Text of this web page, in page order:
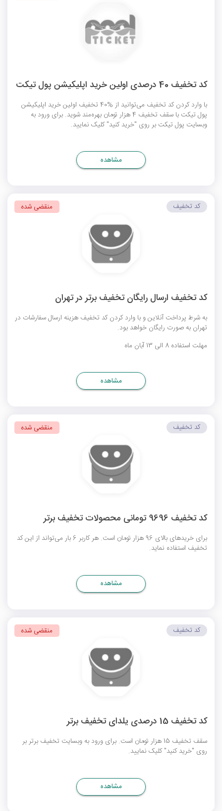
کد تخفیف 40 درصدی اولین خرید اپلیکیشن پول تیکت
با وارد کردن کد تخفیف می‌توانید از %40 تخفیف اولین خرید اپلیکیشن
پول تیکت با سقف تخفیف 4 هزار تومان بهره‌مند شوید. برای ورود به
وبسایت پول تیکت بر روی "خرید کنید" کلیک نمایید.
مشاهده
کد تخفیف ارسال رایگان تخفیف برتر در تهران
به شرط پرداخت آنلاین و با وارد کردن کد تخفیف هزینه ارسال سفارشات در
تهران به صورت رایگان خواهد بود.
مهلت استفاده 8 الی 13 آبان ماه
کد تخفیف منقضی شده
مشاهده
کد تخفیف 9696 تومانی محصولات تخفیف برتر
برای خریدهای بالای 96 هزار تومان است. هر کاربر 6 بار می‌تواند از این کد
تخفیف استفاده نماید.
کد تخفیف منقضی شده
مشاهده
کد تخفیف 15 درصدی یلدای تخفیف برتر
سقف تخفیف 15 هزار تومان است. برای ورود به وبسایت تخفیف برتر بر
روی "خرید کنید" کلیک نمایید.
کد تخفیف منقضی شده
مشاهده